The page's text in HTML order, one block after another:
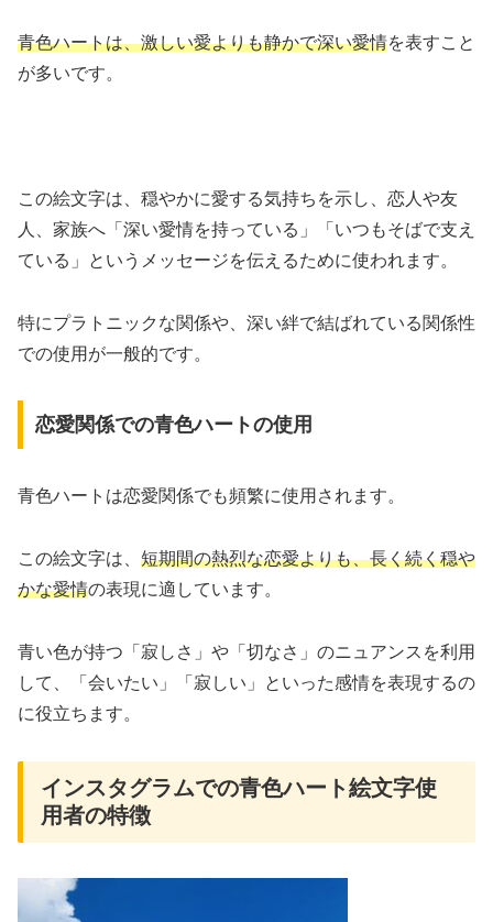
青色ハートは、激しい愛よりも静かで深い愛情を表すこと
が多いです。
この絵文字は、穏やかに愛する気持ちを示し、恋人や友
人、家族へ「深い愛情を持っている」「いつもそばで支え
ている」というメッセージを伝えるために使われます。
特にプラトニックな関係や、深い絆で結ばれている関係性
での使用が一般的です。
恋愛関係での青色ハートの使用
青色ハートは恋愛関係でも頻繁に使用されます。
この絵文字は、 短期間の熱烈な恋愛よりも、長く続く穏や
かな愛情の表現に適しています。
青い色が持つ「寂しさ」や「切なさ」のニュアンスを利用
して、「会いたい」「寂しい」といった感情を表現するの
に役立ちます。
インスタグラムでの青色ハート絵文字使
用者の特徴